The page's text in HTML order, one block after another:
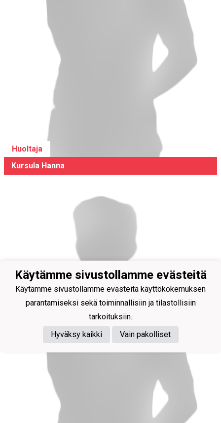
Huoltaja
Kursula Hanna
Käytämme sivustollamme evästeitä
Käytämme sivustollamme evästeitä käyttökokemuksen
parantamiseksi sekä toiminnallisiin ja tilastollisiin
tarkoituksiin.
Hyväksy kaikki
Vain pakolliset